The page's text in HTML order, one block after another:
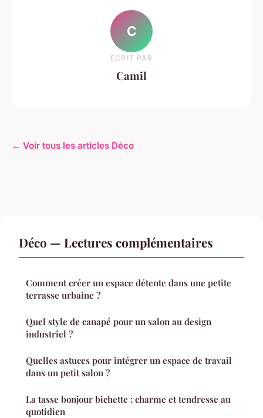
C
ECRIT PAR
Camil
← Voir tous les articles Déco
Déco — Lectures complémentaires
Comment créer un espace détente dans une petite
terrasse urbaine ?
Quel style de canapé pour un salon au design
industriel ?
Quelles astuces pour intégrer un espace de travail
dans un petit salon ?
La tasse bonjour bichette : charme et tendresse au
quotidien